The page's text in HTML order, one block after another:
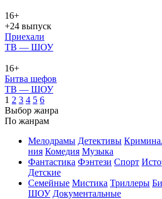
16+
+24 выпуск
Приехали
ТВ — ШОУ
16+
Битва шефов
ТВ — ШОУ
1 2 3 4 5 6
Вы­бор жан­ра
По жан­рам
Ме­ло­дра­мы Де­тек­ти­вы
ния Ко­ме­дия Му­зы­ка
Фан­та­сти­ка Фэн­те­зи Спорт
Дет­ские
Се­мей­ные Мис­ти­ка Трил­ле­ры
ШОУ До­ку­мен­таль­ные